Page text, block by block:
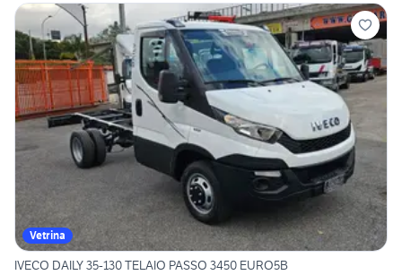
Vetrina
IVECO DAILY 35-130 TELAIO PASSO 3450 EURO5B